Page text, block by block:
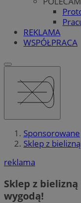
REKLAMA
WSPÓŁPRACA
Sponsorowane
Sklep z
reklama
Sklep z
wygodą!